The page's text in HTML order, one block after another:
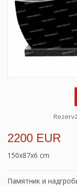
2200 EUR
150x87x6 cm
Памятник и